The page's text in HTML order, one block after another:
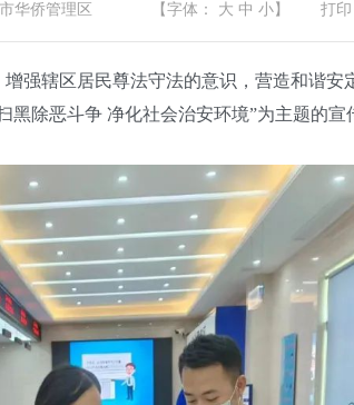
华侨管理区 【字体： 大 中 小 】 打印
辖区居民尊法守法的意识，营造和谐安
除恶斗争 净化社会治安环境”为主题的宣